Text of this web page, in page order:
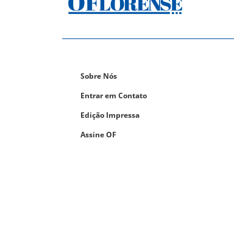
Sobre Nós
Entrar em Contato
Edição Impressa
Assine OF